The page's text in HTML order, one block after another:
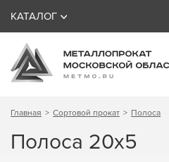
КАТАЛОГ
Главная Сортовой прокат Полоса
Полоса 20х5